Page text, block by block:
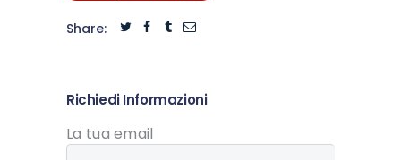
Share:
Richiedi Informazioni
La tua email